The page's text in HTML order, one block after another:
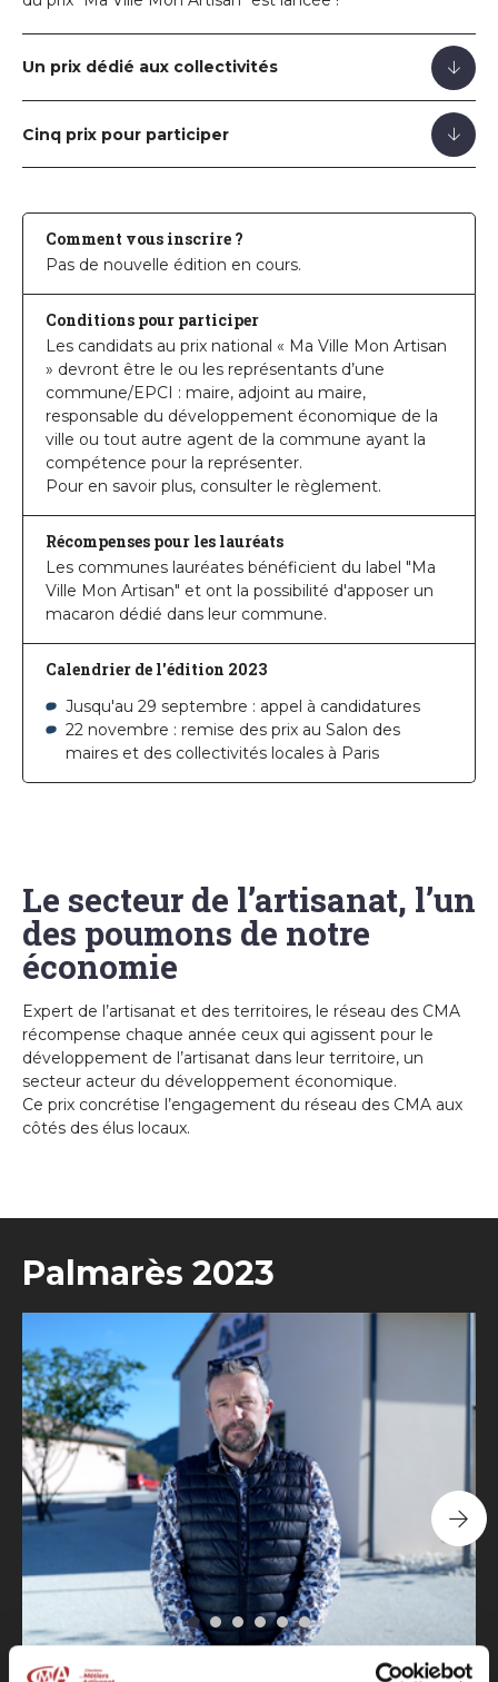
Un prix dédié aux collectivités
Cinq prix pour participer
Comment vous inscrire ?
Pas de nouvelle édition en cours.
Conditions pour participer
Les candidats au prix national « Ma Ville Mon Artisan
» devront être le ou les représentants d’une
commune/EPCI : maire, adjoint au maire,
responsable du développement économique de la
ville ou tout autre agent de la commune ayant la
compétence pour la représenter.
Pour en savoir plus, consulter le règlement.
Récompenses pour les lauréats
Les communes lauréates bénéficient du label "Ma
Ville Mon Artisan" et ont la possibilité d'apposer un
macaron dédié dans leur commune.
Calendrier de l'édition 2023
Jusqu'au 29 septembre : appel à candidatures
22 novembre : remise des prix au Salon des
maires et des collectivités locales à Paris
Le secteur de l’artisanat, l’un
des poumons de notre
économie
Expert de l’artisanat et des territoires, le réseau des CMA
récompense chaque année ceux qui agissent pour le
développement de l’artisanat dans leur territoire, un
secteur acteur du développement économique.
Ce prix concrétise l’engagement du réseau des CMA aux
côtés des élus locaux.
Palmarès 2023